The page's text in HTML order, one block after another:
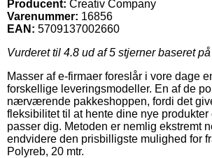
Producent: Creativ Company
Varenummer: 16856
EAN: 5709137002660
Vurderet til 4.8 ud af 5 stjerner baseret på
Masser af e-firmaer foreslår i vore dage
forskellige leveringsmodeller. En af de
nærværende pakkeshoppen, fordi det
fleksibilitet til at hente dine nye produkter
passer dig. Metoden er nemlig ekstremt
endvidere den prisbilligste mulighed for
Polyreb, 20 mtr.